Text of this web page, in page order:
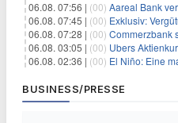
06.08. 07:56 | (00) Aareal Bank
06.08. 07:45 | (00) Exklusiv: Vergütung
06.08. 07:28 | (00) Commerzbank steigert
06.08. 03:05 | (00) Ubers Aktienkurs
06.08. 02:36 | (00) El Niño: Eine
BUSINESS/PRESSE